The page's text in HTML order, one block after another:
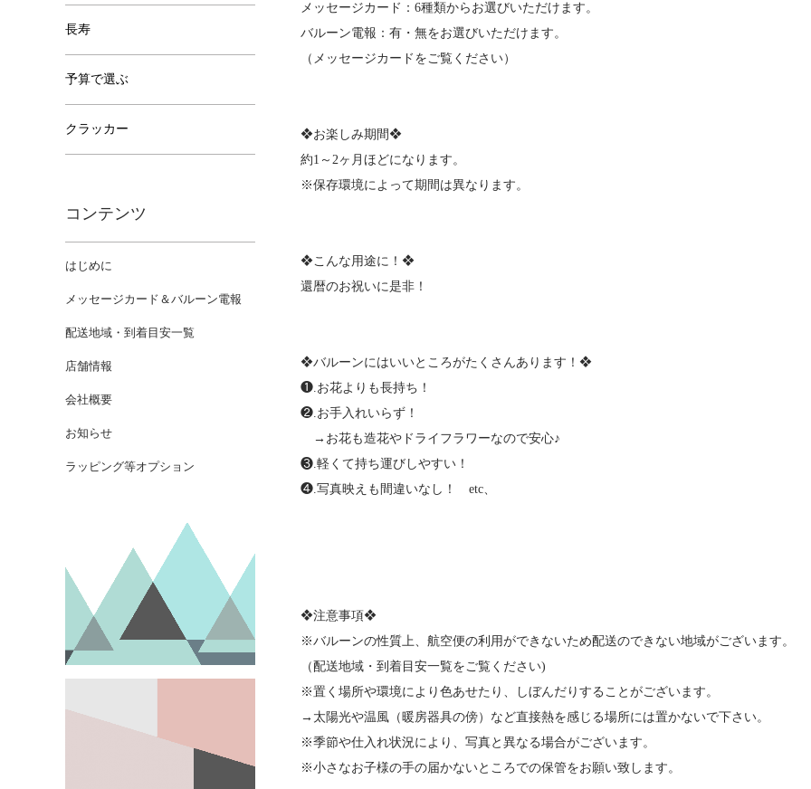
メッセージカード：6種類からお選びいただけます。
バルーン電報：有・無をお選びいただけます。
（メッセージカードをご覧ください）
❖お楽しみ期間❖
約1～2ヶ月ほどになります。
※保存環境によって期間は異なります。
❖こんな用途に！❖
還暦のお祝いに是非！
❖バルーンにはいいところがたくさんあります！❖
❶.お花よりも長持ち！
❷.お手入れいらず！
→お花も造花やドライフラワーなので安心♪
❸.軽くて持ち運びしやすい！
❹.写真映えも間違いなし！ etc、
❖注意事項❖
※バルーンの性質上、航空便の利用ができないため配送のできない地域がございます。
（配送地域・到着目安一覧をご覧ください)
※置く場所や環境により色あせたり、しぼんだりすることがございます。
→太陽光や温風（暖房器具の傍）など直接熱を感じる場所には置かないで下さい。
※季節や仕入れ状況により、写真と異なる場合がございます。
※小さなお子様の手の届かないところでの保管をお願い致します。
長寿
予算で選ぶ
クラッカー
コンテンツ
はじめに
メッセージカード＆バルーン電報
配送地域・到着目安一覧
店舗情報
会社概要
お知らせ
ラッピング等オプション